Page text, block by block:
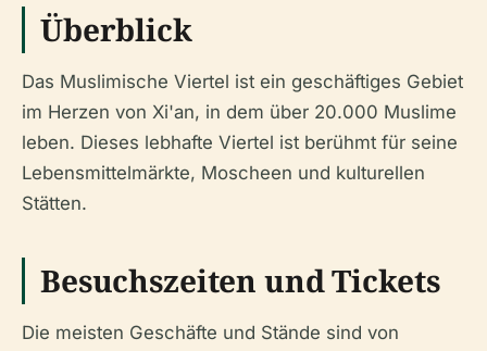
Überblick
Das Muslimische Viertel ist ein geschäftiges Gebiet
im Herzen von Xi'an, in dem über 20.000 Muslime
leben. Dieses lebhafte Viertel ist berühmt für seine
Lebensmittelmärkte, Moscheen und kulturellen
Stätten.
Besuchszeiten und Tickets
Die meisten Geschäfte und Stände sind von